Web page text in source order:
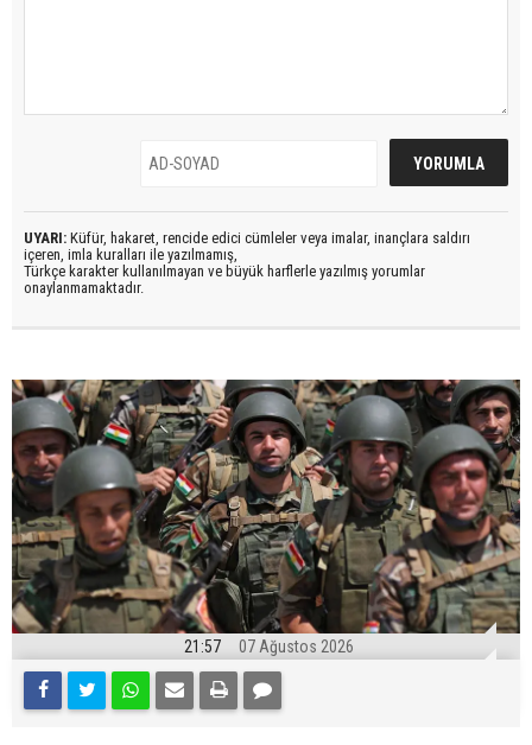
UYARI: Küfür, hakaret, rencide edici cümleler veya imalar, inançlara saldırı
içeren, imla kuralları ile yazılmamış,
Türkçe karakter kullanılmayan ve büyük harflerle yazılmış yorumlar
onaylanmamaktadır.
21:57 07 Ağustos 2026